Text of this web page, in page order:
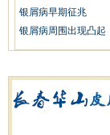
银屑病早期征兆
银屑病周围出现凸起